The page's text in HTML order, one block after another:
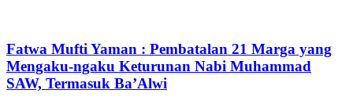
Fatwa Mufti Yaman : Pembatalan 21 Marga yang
Mengaku-ngaku Keturunan Nabi Muhammad
SAW, Termasuk Ba’Alwi